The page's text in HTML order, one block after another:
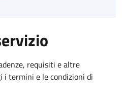
requisiti e altre
termini e le condizioni di